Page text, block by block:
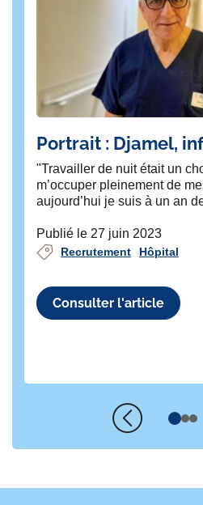
Portrait : Djamel,
"Travailler de nuit était un
m’occuper pleinement de
aujourd’hui je suis à un an
Publié le 27 juin 2023
Recrutement Hôpital
Consulter l'article